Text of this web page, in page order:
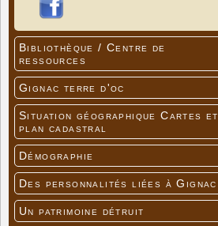
Bibliothèque / Centre de
ressources
Gignac terre d'oc
Situation géographique Cartes et
plan cadastral
Démographie
Des personnalités liées à Gignac
Un patrimoine détruit